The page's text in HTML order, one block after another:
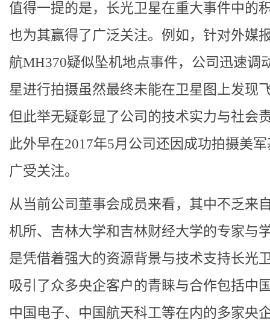
值得一提的是，长光卫星在重大事件中的
也为其赢得了广泛关注。例如，针对外媒
航MH370疑似坠机地点事件，公司迅速调
星进行拍摄虽然最终未能在卫星图上发现
但此举无疑彰显了公司的技术实力与社会
此外早在2017年5月公司还因成功拍摄美
广受关注。
从当前公司董事会成员来看，其中不乏来
机所、吉林大学和吉林财经大学的专家与
是凭借着强大的资源背景与技术支持长光
吸引了众多央企客户的青睐与合作包括中
中国电子、中国航天科工等在内的多家央